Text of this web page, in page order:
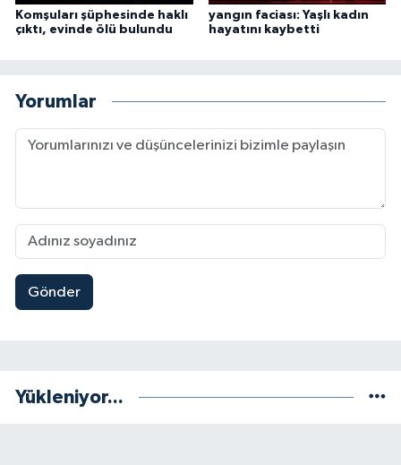
Komşuları şüphesinde haklı
çıktı, evinde ölü bulundu
yangın faciası: Yaşlı kadın
hayatını kaybetti
Yorumlar
Gönder
Yükleniyor...